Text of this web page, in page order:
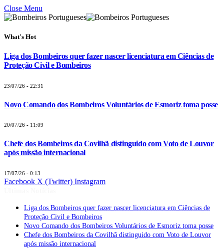
Close Menu
What's Hot
Liga dos Bombeiros quer fazer nascer licenciatura em Ciências de
Proteção Civil e Bombeiros
23/07/26 - 22:31
Novo Comando dos Bombeiros Voluntários de Esmoriz toma posse
20/07/26 - 11:09
Chefe dos Bombeiros da Covilhã distinguido com Voto de Louvor
após missão internacional
17/07/26 - 0:13
Facebook X (Twitter) Instagram
Liga dos Bombeiros quer fazer nascer licenciatura em Ciências de
Proteção Civil e Bombeiros
Novo Comando dos Bombeiros Voluntários de Esmoriz toma posse
Chefe dos Bombeiros da Covilhã distinguido com Voto de Louvor
após missão internacional